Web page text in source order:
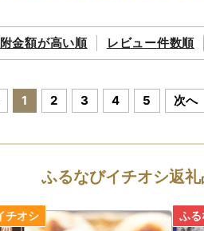
金額が高い順 レビュー件数順
1 2 3 4 5 次へ
ふるなびイチオシ返